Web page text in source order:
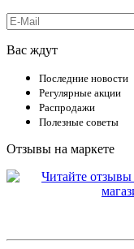
Вас ждут
Последние новости
Регулярные акции
Распродажи
Полезные советы
Отзывы на маркете